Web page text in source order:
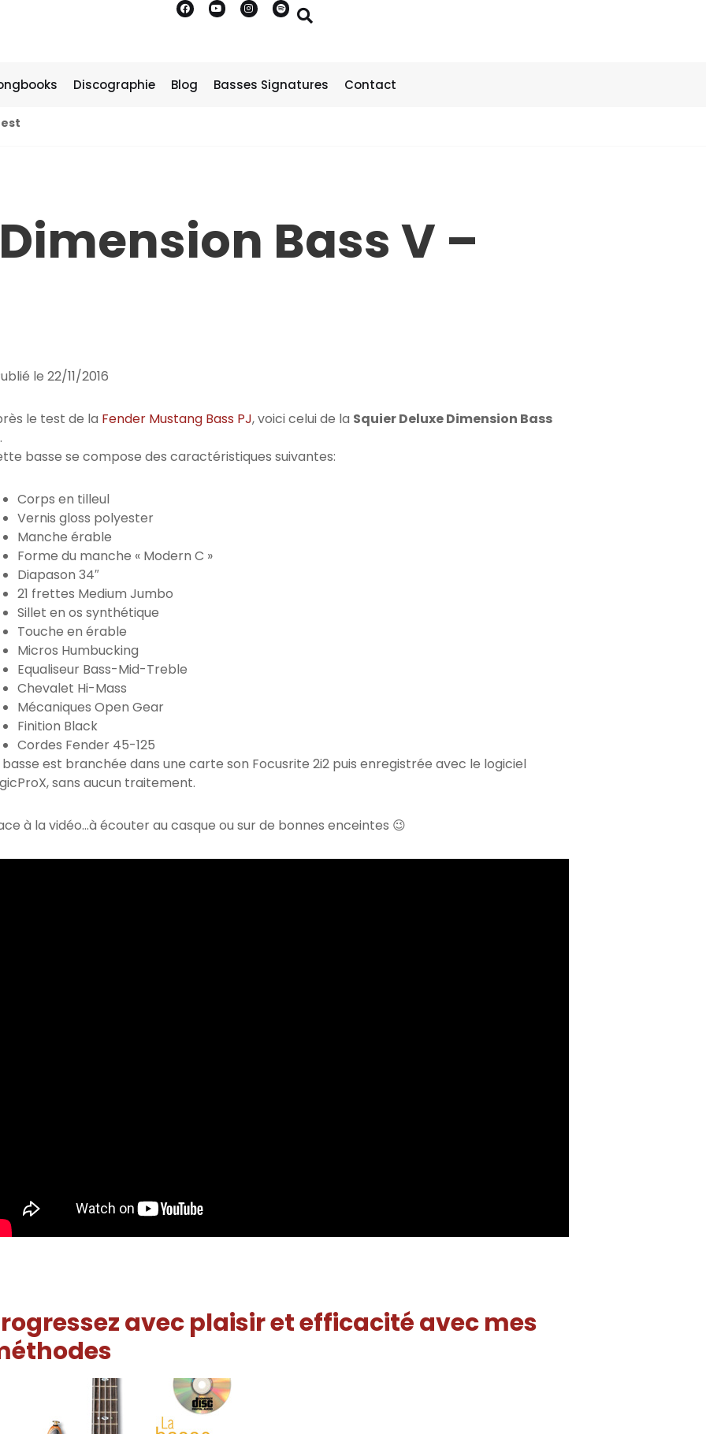
Discographie Blog Basses Signatures Contact
Bass V –
le 22/11/2016
le test de la Fender Mustang Bass PJ, voici celui de la Squier Deluxe Dimension Bass
basse se compose des caractéristiques suivantes:
Corps en tilleul
Vernis gloss polyester
Manche érable
Forme du manche « Modern C »
Diapason 34″
21 frettes Medium Jumbo
Sillet en os synthétique
Touche en érable
Micros Humbucking
Equaliseur Bass-Mid-Treble
Chevalet Hi-Mass
Mécaniques Open Gear
Finition Black
Cordes Fender 45-125
basse est branchée dans une carte son Focusrite 2i2 puis enregistrée avec le logiciel
sans aucun traitement.
à la vidéo…à écouter au casque ou sur de bonnes enceintes 😉
avec plaisir et efficacité avec mes